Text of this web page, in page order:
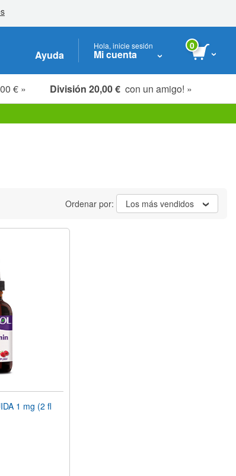
Ayuda
Hola, inicie sesión
Mi cuenta
0
€ » División 20,00 € con un amigo! »
Ordenar por: Los más vendidos
1 mg (2 fl